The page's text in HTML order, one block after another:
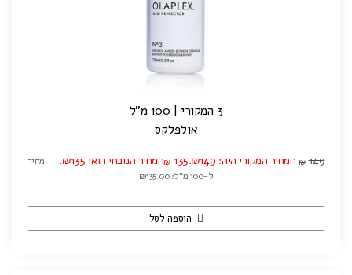
3 המקורי | 100 מ"ל
אולפלקס
₪ 149 המחיר המקורי היה: ₪149. ₪ 135 המחיר הנוכחי הוא: ₪135.
מחיר
ל-100 מ"ל: ₪135.00
הוספה לסל